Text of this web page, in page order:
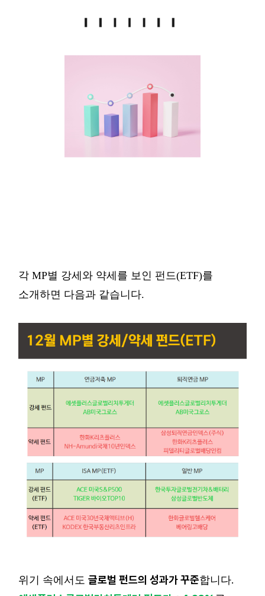
각 MP별 강세와 약세를 보인 펀드(ETF)를
소개하면 다음과 같습니다.
위기 속에서도 글로벌 펀드의 성과가 꾸준합니다.